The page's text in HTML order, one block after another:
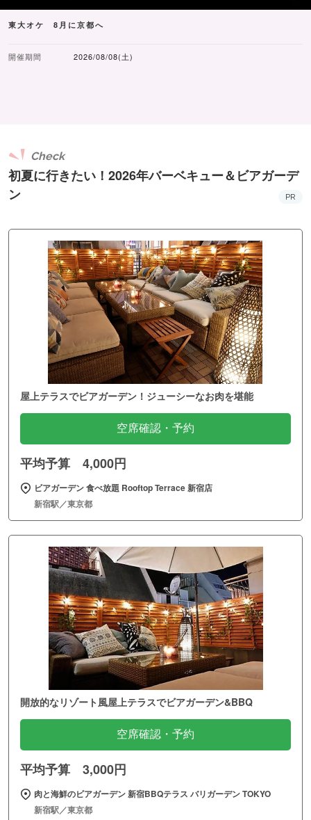
東大オケ 8月に京都へ
開催期間 2026/08/08(土)
初夏に行きたい！2026年バーベキュー＆ビアガーデ
ン
Check
PR
屋上テラスでビアガーデン！ジューシーなお肉を堪能
空席確認・予約
平均予算 4,000円
ビアガーデン 食べ放題 Rooftop Terrace 新宿店
新宿駅／東京都
開放的なリゾート風屋上テラスでビアガーデン&BBQ
空席確認・予約
平均予算 3,000円
肉と海鮮のビアガーデン 新宿BBQテラス バリガーデン TOKYO
新宿駅／東京都